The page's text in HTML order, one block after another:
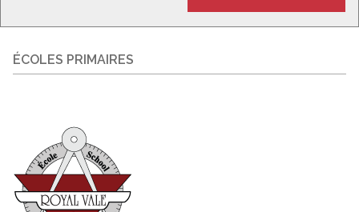
ÉCOLES PRIMAIRES